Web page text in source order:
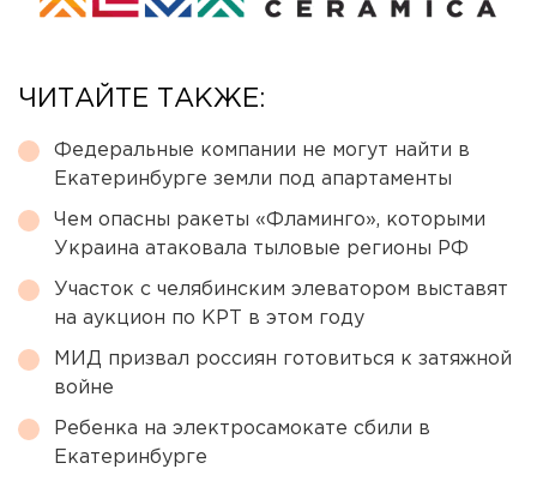
ЧИТАЙТЕ ТАКЖЕ:
Федеральные компании не могут найти в
Екатеринбурге земли под апартаменты
Чем опасны ракеты «Фламинго», которыми
Украина атаковала тыловые регионы РФ
Участок с челябинским элеватором выставят
на аукцион по КРТ в этом году
МИД призвал россиян готовиться к затяжной
войне
Ребенка на электросамокате сбили в
Екатеринбурге